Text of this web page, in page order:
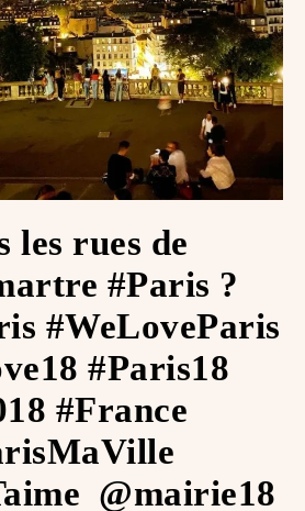
les rues de
#Paris ?
#WeLoveParis
#Paris18
#France
@mairie18